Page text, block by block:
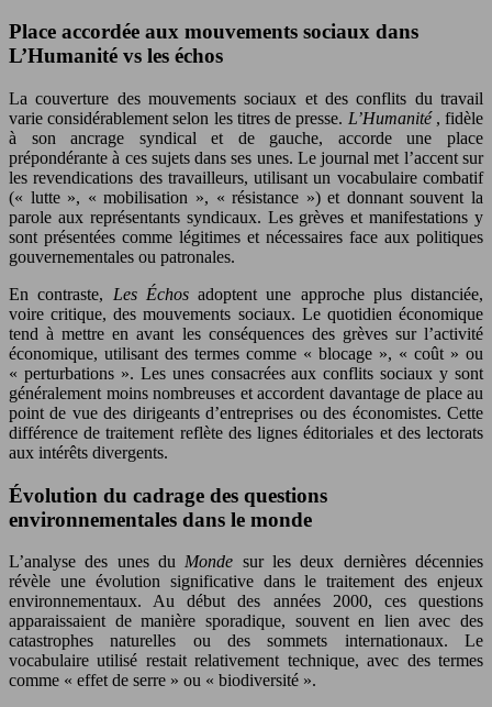
Place accordée aux mouvements sociaux dans
L’Humanité vs les échos
La couverture des mouvements sociaux et des conflits du travail
varie considérablement selon les titres de presse. L’Humanité , fidèle
à son ancrage syndical et de gauche, accorde une place
prépondérante à ces sujets dans ses unes. Le journal met l’accent sur
les revendications des travailleurs, utilisant un vocabulaire combatif
(« lutte », « mobilisation », « résistance ») et donnant souvent la
parole aux représentants syndicaux. Les grèves et manifestations y
sont présentées comme légitimes et nécessaires face aux politiques
gouvernementales ou patronales.
En contraste, Les Échos adoptent une approche plus distanciée,
voire critique, des mouvements sociaux. Le quotidien économique
tend à mettre en avant les conséquences des grèves sur l’activité
économique, utilisant des termes comme « blocage », « coût » ou
« perturbations ». Les unes consacrées aux conflits sociaux y sont
généralement moins nombreuses et accordent davantage de place au
point de vue des dirigeants d’entreprises ou des économistes. Cette
différence de traitement reflète des lignes éditoriales et des lectorats
aux intérêts divergents.
Évolution du cadrage des questions
environnementales dans le monde
L’analyse des unes du Monde sur les deux dernières décennies
révèle une évolution significative dans le traitement des enjeux
environnementaux. Au début des années 2000, ces questions
apparaissaient de manière sporadique, souvent en lien avec des
catastrophes naturelles ou des sommets internationaux. Le
vocabulaire utilisé restait relativement technique, avec des termes
comme « effet de serre » ou « biodiversité ».